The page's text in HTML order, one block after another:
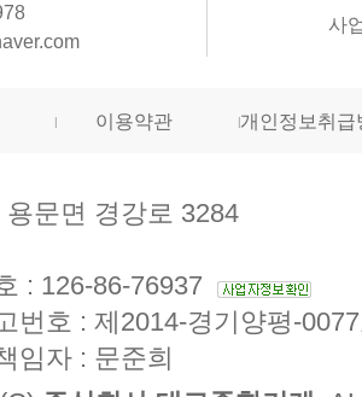
사
이용약관 개인정보취급
문면 경강로 3284
: 126-86-76937
번호 : 제2014-경기양평-
임자 : 문준희